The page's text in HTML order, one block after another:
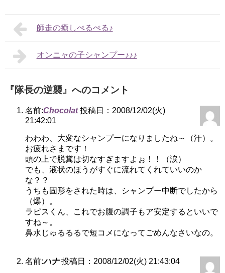
師走の癒しぺるぺる♪
オンニャの子シャンプー♪♪♪
『隊長の逆襲』へのコメント
名前:Chocolat 投稿日：2008/12/02(火)
21:42:01
わわわ、大変なシャンプーになりましたね～（汗）。
お疲れさまです！
頭の上で脱糞は切なすぎますよぉ！！（涙）
でも、液状のほうがすぐに流れてくれていいのか
な？？
うちも固形をされた時は、シャンプー中断でしたから
（爆）。
ラピスくん、これでお腹の調子もア安定するといいで
すね～。
鼻水じゅるるるで短コメになってごめんなさいなの。
名前:ハナ 投稿日：2008/12/02(火) 21:43:04